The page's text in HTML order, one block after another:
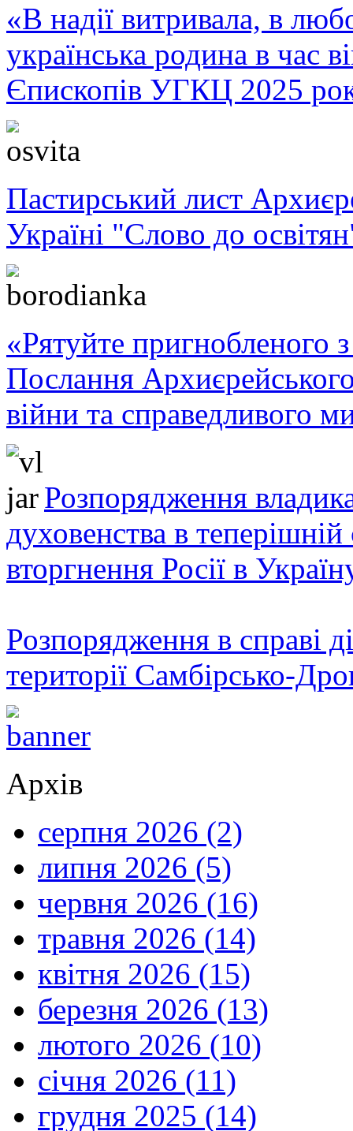
«В надії витривала, в
українська родина в час
Єпископів УГКЦ 2025
Пастирський лист
Україні "Слово до
«Рятуйте пригнобленого
Послання
війни та справедливого
Розпорядження
духовенства в теперішній
вторгнення Росії в
Розпорядження в справі
території Самбірсько-
Архів
серпня 2026 (2)
липня 2026 (5)
червня 2026 (16)
травня 2026 (14)
квітня 2026 (15)
березня 2026 (13)
лютого 2026 (10)
січня 2026 (11)
грудня 2025 (14)